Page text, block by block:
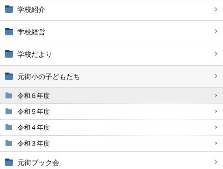
学校紹介
学校経営
学校だより
元街小の子どもたち
令和６年度
令和５年度
令和４年度
令和３年度
元街ブック会